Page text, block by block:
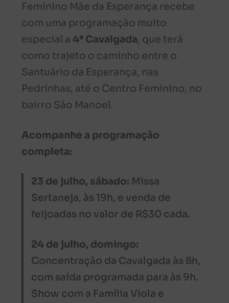
Feminino Mãe da Esperança recebe
com uma programação muito
especial a 4ª Cavalgada, que terá
como trajeto o caminho entre o
Santuário da Esperança, nas
Pedrinhas, até o Centro Feminino, no
bairro São Manoel.
Acompanhe a programação
completa:
23 de julho, sábado: Missa
Sertaneja, às 19h, e venda de
feijoadas no valor de R$30 cada.
24 de julho, domingo:
Concentração da Cavalgada às 8h,
com saída programada para às 9h.
Show com a Família Viola e